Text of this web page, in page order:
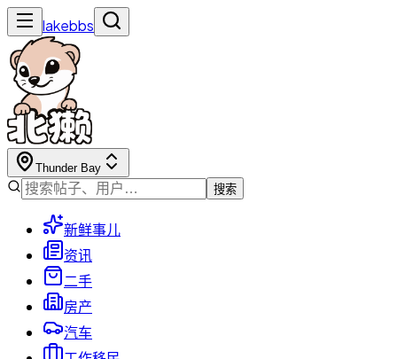
lakebbs
Thunder Bay
搜索
新鲜事儿
资讯
二手
房产
汽车